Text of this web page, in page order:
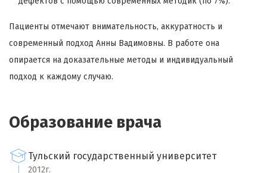
Пациенты отмечают внимательность, аккуратность и
современный подход Анны Вадимовны. В работе она
опирается на доказательные методы и индивидуальный
подход к каждому случаю.
Образование врача
Тульский государственный университет
2012г.